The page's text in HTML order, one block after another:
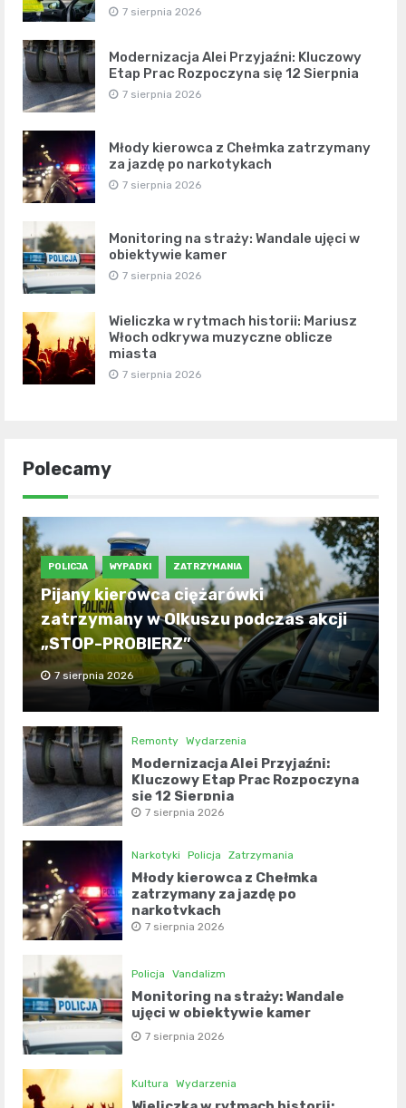
7 sierpnia 2026
Modernizacja Alei Przyjaźni: Kluczowy
Etap Prac Rozpoczyna się 12 Sierpnia
7 sierpnia 2026
Młody kierowca z Chełmka zatrzymany
za jazdę po narkotykach
7 sierpnia 2026
Monitoring na straży: Wandale ujęci w
obiektywie kamer
7 sierpnia 2026
Wieliczka w rytmach historii: Mariusz
Włoch odkrywa muzyczne oblicze
miasta
7 sierpnia 2026
Polecamy
POLICJA WYPADKI ZATRZYMANIA
Pijany kierowca ciężarówki
zatrzymany w Olkuszu podczas akcji
„STOP-PROBIERZ”
7 sierpnia 2026
Remonty Wydarzenia
Modernizacja Alei Przyjaźni:
Kluczowy Etap Prac Rozpoczyna
się 12 Sierpnia
7 sierpnia 2026
Narkotyki Policja Zatrzymania
Młody kierowca z Chełmka
zatrzymany za jazdę po
narkotykach
7 sierpnia 2026
Policja Vandalizm
Monitoring na straży: Wandale
ujęci w obiektywie kamer
7 sierpnia 2026
Kultura Wydarzenia